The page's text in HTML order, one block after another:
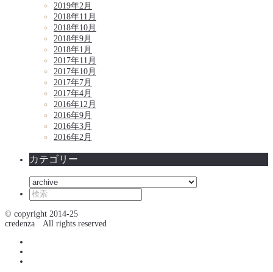
2019年2月
2018年11月
2018年10月
2018年9月
2018年1月
2017年11月
2017年10月
2017年7月
2017年4月
2016年12月
2016年9月
2016年3月
2016年2月
カテゴリー
カ
テ
ゴ
リ
ー
© copyright 2014-25
credenza All rights reserved